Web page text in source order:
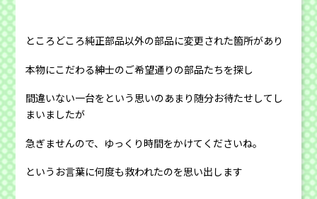
ところどころ純正部品以外の部品に変更された箇所があり
本物にこだわる紳士のご希望通りの部品たちを探し
間違いない一台をという思いのあまり随分お待たせしてし
まいましたが
急ぎませんので、ゆっくり時間をかけてくださいね。
というお言葉に何度も救われたのを思い出します